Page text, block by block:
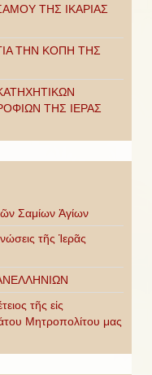
ΤΗΣ ΙΚΑΡΙΑΣ
ΤΗΝ ΚΟΠΗ ΤΗΣ
ΤΗΣ ΙΕΡΑΣ
Σαμίων Ἁγίων
τῆς Ἱερᾶς
τῆς εἰς
Μητροπολίτου μας